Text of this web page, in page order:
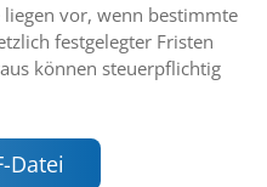
liegen vor, wenn bestimmte
festgelegter Fristen
können steuerpflichtig
Datei